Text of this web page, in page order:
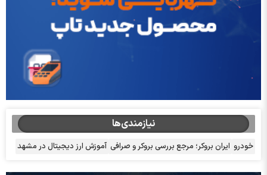
نیازمندی‌ها
خودرو ایران بروکر؛ مرجع بررسی بروکر و صرافی آموزش ارز دیجیتال در مشهد